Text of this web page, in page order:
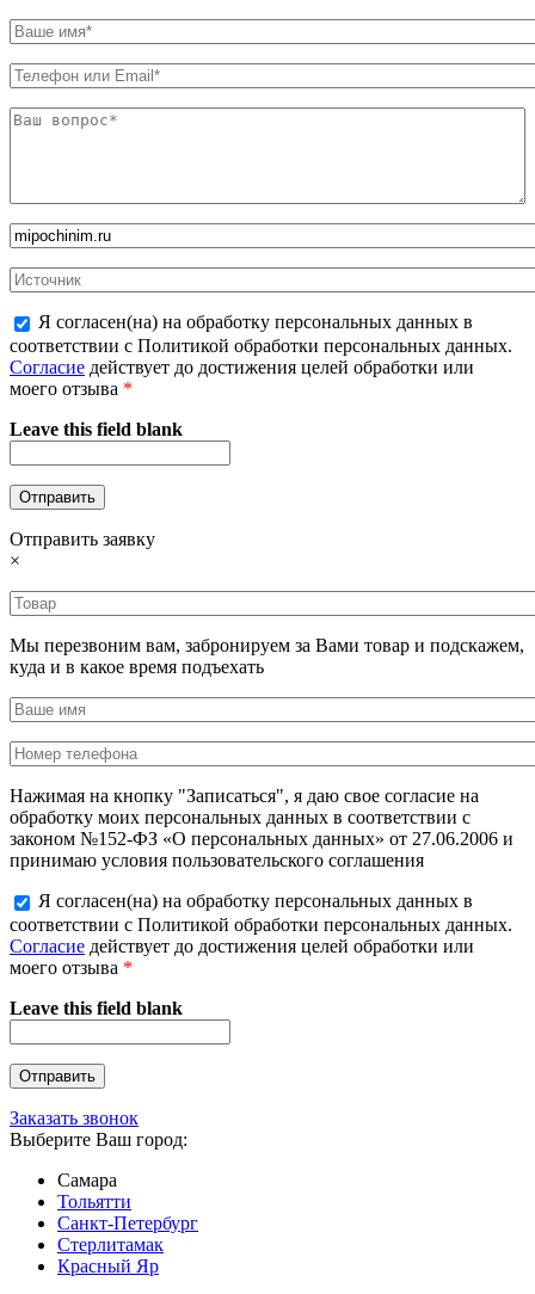
Я согласен(на) на обработку персональных данных в
соответствии с Политикой обработки персональных данных.
Согласие действует до достижения целей обработки или
моего отзыва *
Leave this field blank
Отправить заявку
×
Мы перезвоним вам, забронируем за Вами товар и подскажем,
куда и в какое время подъехать
Нажимая на кнопку "Записаться", я даю свое согласие на
обработку моих персональных данных в соответствии с
законом №152-ФЗ «О персональных данных» от 27.06.2006 и
принимаю условия пользовательского соглашения
Я согласен(на) на обработку персональных данных в
соответствии с Политикой обработки персональных данных.
Согласие действует до достижения целей обработки или
моего отзыва *
Leave this field blank
Заказать звонок
Выберите Ваш город:
Самара
Тольятти
Санкт-Петербург
Стерлитамак
Красный Яр